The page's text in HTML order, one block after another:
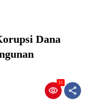
Dana
31